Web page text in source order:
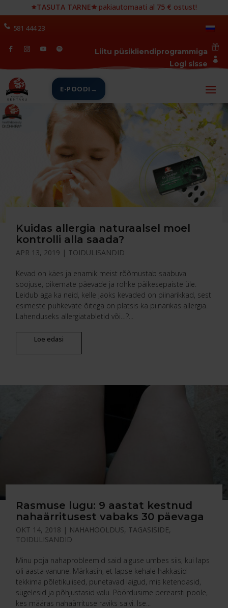
🟊TASUTA TARNE🟊 pakiautomaati al 75 € ostust!
581 444 23

Liitu püsikliendiprogrammiga

Logi sisse
E-POODI
Kuidas allergia naturaalsel moel
kontrolli alla saada?
APR 13, 2019 | TOIDULISANDID
Kevad on käes ja enamik meist rõõmustab saabuva
soojuse, pikemate päevade ja rohke päikesepaiste üle.
Leidub aga ka neid, kelle jaoks kevaded on piinarikkad, sest
esimeste puhkevate õitega on platsis ka piinarikas allergia.
Lahenduseks allergiatabletid või…?...
Loe edasi
Rasmuse lugu: 9 aastat kestnud
nahaärritusest vabaks 30 päevaga
OKT 14, 2018 | NAHAHOOLDUS, TAGASISIDE,
TOIDULISANDID
Minu poja nahaprobleemid said alguse umbes siis, kui laps
oli aasta vanune. Märkasin, et lapse kehale hakkasid
tekkima põletikulised, punetavad laigud, mis ketendasid,
sügelesid ja põhjustasid valu. Pöördusime perearsti poole,
kes määras nahaärrituse raviks salvi. Ise...